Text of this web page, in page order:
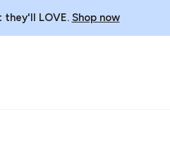
LOVE. Shop now